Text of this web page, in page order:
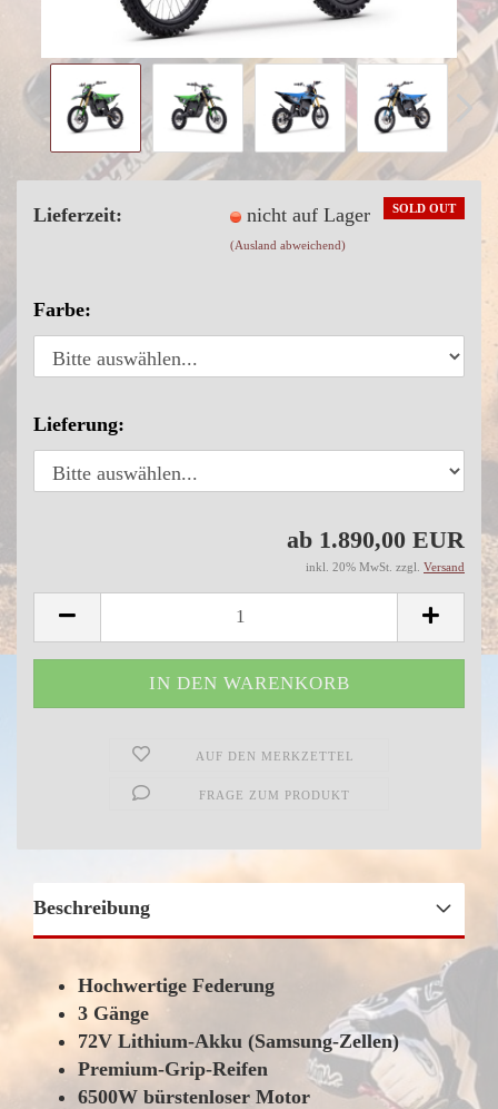
SOLD OUT
Lieferzeit: nicht auf Lager
(Ausland abweichend)
Farbe:
Lieferung:
ab 1.890,00 EUR
inkl. 20% MwSt. zzgl. Versand
AUF DEN MERKZETTEL
FRAGE ZUM PRODUKT
Beschreibung
Hochwertige Federung
3 Gänge
72V Lithium-Akku (Samsung-Zellen)
Premium-Grip-Reifen
6500W bürstenloser Motor